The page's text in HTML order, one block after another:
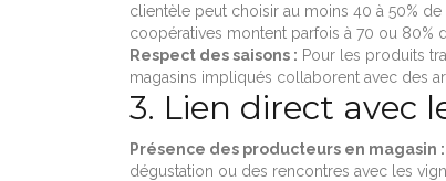
clientèle peut choisir au moins 40 à 50%
coopératives montent parfois à 70 ou 80%
Respect des saisons : Pour les produits
magasins impliqués collaborent avec des
3. Lien direct avec
Présence des producteurs en magasin :
dégustation ou des rencontres avec les